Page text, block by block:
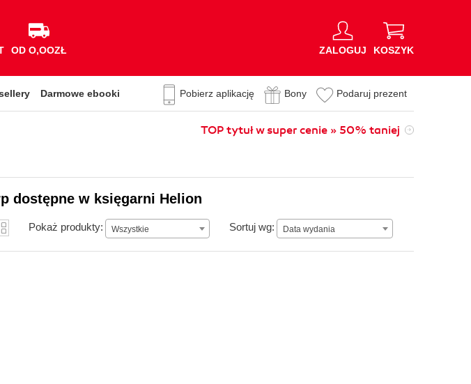
OD O,OOZŁ ZALOGUJ KOSZYK
Darmowe ebooki Pobierz aplikację Bony Podaruj prezent
TOP tytuł w super cenie » 50% taniej
dostępne w księgarni Helion
Pokaż produkty: Wszystkie Sortuj wg: Data wydania
Data wydania